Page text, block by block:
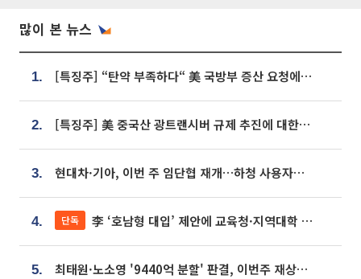
많이 본 뉴스
1. [특징주] “탄약 부족하다“ 美 국방부 증산 요청에⋯국내 방산주 급등세
2. [특징주] 美 중국산 광트랜시버 규제 추진에 대한광통신 등 광통신株 강세
3. 현대차·기아, 이번 주 임단협 재개…하청 사용자성 재심도 ‘변수’
4. 단독 李 ‘호남형 대입’ 제안에 교육청·지역대학 서·논술형 입시 연계 '착수'
5. 최태원·노소영 '9440억 분할' 판결, 이번주 재상고 여부 주목